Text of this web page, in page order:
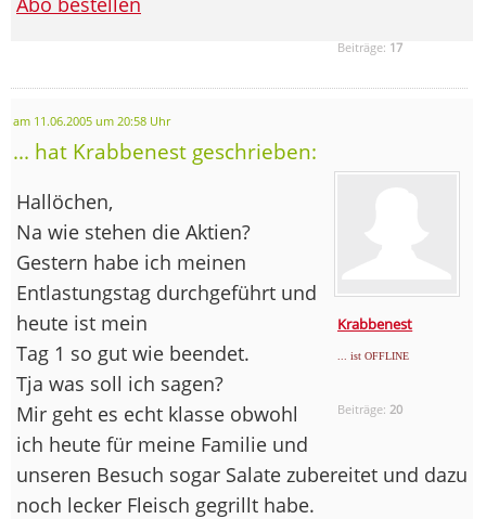
Beiträge: 17
am 11.06.2005 um 20:58 Uhr
... hat Krabbenest geschrieben:
Krabbenest
... ist OFFLINE
Beiträge: 20
Hallöchen,
Na wie stehen die Aktien?
Gestern habe ich meinen
Entlastungstag durchgeführt und
heute ist mein
Tag 1 so gut wie beendet.
Tja was soll ich sagen?
Mir geht es echt klasse obwohl
ich heute für meine Familie und
unseren Besuch sogar Salate zubereitet und dazu
noch lecker Fleisch gegrillt habe.